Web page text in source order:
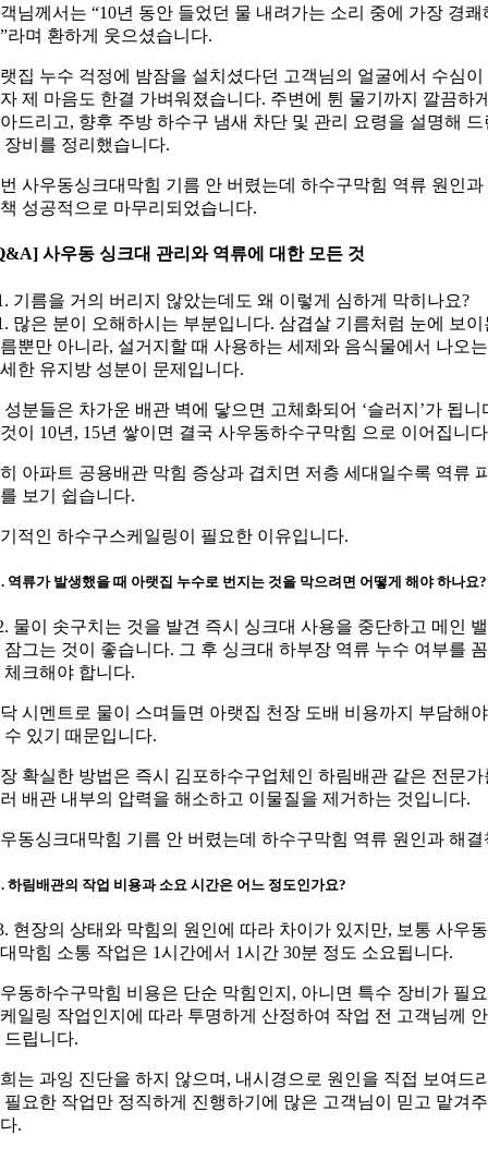
님께서는 “10년 동안 들었던 물 내려가는 소리 중에 가장 경쾌
라며 환하게 웃으셨습니다.
집 누수 걱정에 밤잠을 설치셨다던 고객님의 얼굴에서 수심이
제 마음도 한결 가벼워졌습니다. 주변에 튄 물기까지 깔끔하
드리고, 향후 주방 하수구 냄새 차단 및 관리 요령을 설명해 드
장비를 정리했습니다.
사우동싱크대막힘 기름 안 버렸는데 하수구막힘 역류 원인과
성공적으로 마무리되었습니다.
사우동 싱크대 관리와 역류에 대한 모든 것
기름을 거의 버리지 않았는데도 왜 이렇게 심하게 막히나요?
많은 분이 오해하시는 부분입니다. 삼겹살 기름처럼 눈에 보이
뿐만 아니라, 설거지할 때 사용하는 세제와 음식물에서 나오는
한 유지방 성분이 문제입니다.
성분들은 차가운 배관 벽에 닿으면 고체화되어 ‘슬러지’가 됩니
이 10년, 15년 쌓이면 결국 사우동하수구막힘 으로 이어집니
아파트 공용배관 막힘 증상과 겹치면 저층 세대일수록 역류
보기 쉽습니다.
적인 하수구스케일링이 필요한 이유입니다.
역류가 발생했을 때 아랫집 누수로 번지는 것을 막으려면 어떻게 해야 하나요?
물이 솟구치는 것을 발견 즉시 싱크대 사용을 중단하고 메인
잠그는 것이 좋습니다. 그 후 싱크대 하부장 역류 누수 여부를
체크해야 합니다.
시멘트로 물이 스며들면 아랫집 천장 도배 비용까지 부담해야
수 있기 때문입니다.
확실한 방법은 즉시 김포하수구업체인 하림배관 같은 전문가
배관 내부의 압력을 해소하고 이물질을 제거하는 것입니다.
동싱크대막힘 기름 안 버렸는데 하수구막힘 역류 원인과 해결
하림배관의 작업 비용과 소요 시간은 어느 정도인가요?
현장의 상태와 막힘의 원인에 따라 차이가 있지만, 보통 사우
막힘 소통 작업은 1시간에서 1시간 30분 정도 소요됩니다.
동하수구막힘 비용은 단순 막힘인지, 아니면 특수 장비가 필
일링 작업인지에 따라 투명하게 산정하여 작업 전 고객님께
드립니다.
는 과잉 진단을 하지 않으며, 내시경으로 원인을 직접 보여드
필요한 작업만 정직하게 진행하기에 많은 고객님이 믿고 맡겨
.